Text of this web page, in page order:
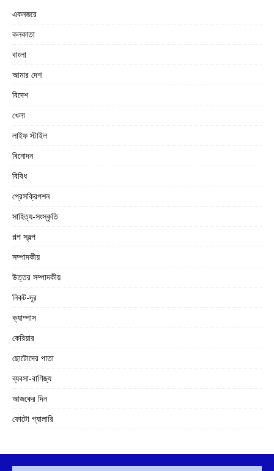
একনজরে
কলকাতা
বাংলা
আমার দেশ
বিদেশ
খেলা
লাইফ স্টাইল
বিনোদন
বিবিধ
প্রেসক্রিপশন
সাহিত্য-সংস্কৃতি
গল্প স্বল্প
সম্পাদকীয়
উত্তর সম্পাদকীয়
নিকট-দূর
ক্যাম্পাস
কেরিয়ার
ছোটোদের পাতা
ব্যবসা-বাণিজ্য
আজকের দিন
ফোটো গ্যালারি